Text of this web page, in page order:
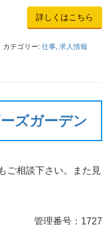
詳しくはこちら
カテゴリー: 仕事, 求人情報
ズガーデン
ご相談下さい。また見
管理番号：1727